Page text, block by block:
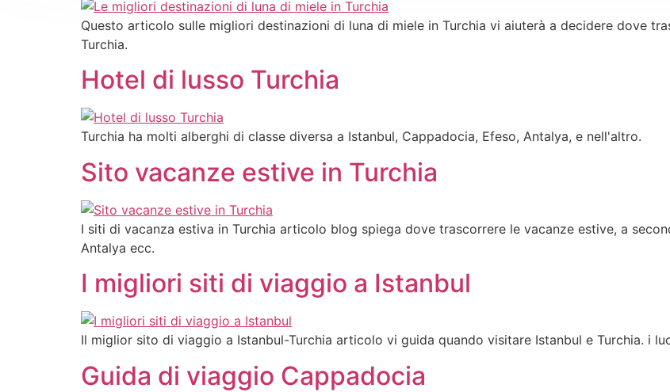
Questo articolo sulle migliori destinazioni di luna di miele in Turchia vi aiuterà a decidere dove
Turchia.
Hotel di lusso Turchia
Turchia ha molti alberghi di classe diversa a Istanbul, Cappadocia, Efeso, Antalya, e nell'altro.
Sito vacanze estive in Turchia
I siti di vacanza estiva in Turchia articolo blog spiega dove trascorrere le vacanze estive, a
Antalya ecc.
I migliori siti di viaggio a Istanbul
Il miglior sito di viaggio a Istanbul-Turchia articolo vi guida quando visitare Istanbul e Turchia. i
Guida di viaggio Cappadocia